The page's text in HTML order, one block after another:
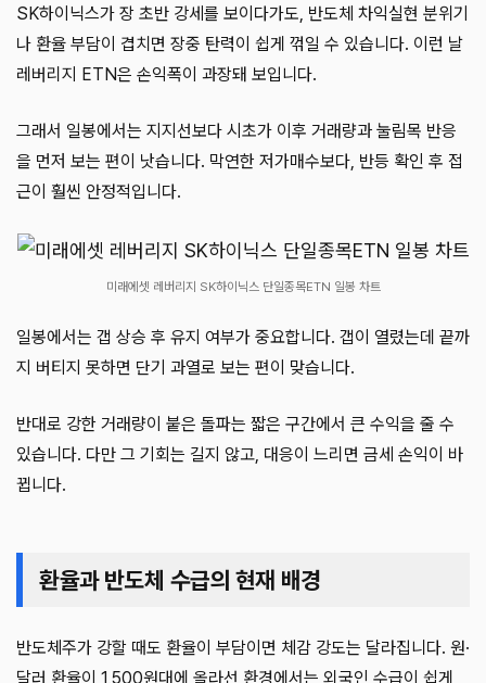
SK하이닉스가 장 초반 강세를 보이다가도, 반도체 차익실현 분위기
나 환율 부담이 겹치면 장중 탄력이 쉽게 꺾일 수 있습니다. 이런 날
레버리지 ETN은 손익폭이 과장돼 보입니다.
그래서 일봉에서는 지지선보다 시초가 이후 거래량과 눌림목 반응
을 먼저 보는 편이 낫습니다. 막연한 저가매수보다, 반등 확인 후 접
근이 훨씬 안정적입니다.
미래에셋 레버리지 SK하이닉스 단일종목ETN 일봉 차트
일봉에서는 갭 상승 후 유지 여부가 중요합니다. 갭이 열렸는데 끝까
지 버티지 못하면 단기 과열로 보는 편이 맞습니다.
반대로 강한 거래량이 붙은 돌파는 짧은 구간에서 큰 수익을 줄 수
있습니다. 다만 그 기회는 길지 않고, 대응이 느리면 금세 손익이 바
뀝니다.
환율과 반도체 수급의 현재 배경
반도체주가 강할 때도 환율이 부담이면 체감 강도는 달라집니다. 원·
달러 환율이 1,500원대에 올라선 환경에서는 외국인 수급이 쉽게